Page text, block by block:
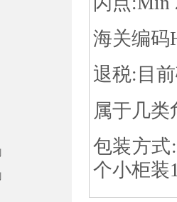
海关编码
退税:目
属于几
包装方式
个小柜装